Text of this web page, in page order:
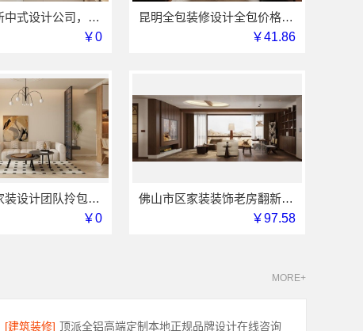
匠心制作新中式设计公司，华居不锈钢演绎东方韵味
￥0
昆明全包装修设计全包价格，云南至高新型建材有限公司
￥41.86
广州天河家装设计团队拎包入住精匠饰家全屋定制
￥0
佛山市区家装装饰老房翻新，雅居美家一站式焕新
￥97.58
MORE+
[建筑装修] 顶派全铝高端定制本地正规品牌设计在线咨询